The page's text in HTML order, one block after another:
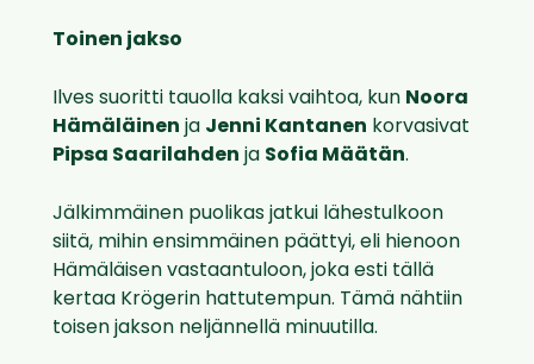
Toinen jakso
Ilves suoritti tauolla kaksi vaihtoa, kun Noora
Hämäläinen ja Jenni Kantanen korvasivat
Pipsa Saarilahden ja Sofia Määtän.
Jälkimmäinen puolikas jatkui lähestulkoon
siitä, mihin ensimmäinen päättyi, eli hienoon
Hämäläisen vastaantuloon, joka esti tällä
kertaa Krögerin hattutempun. Tämä nähtiin
toisen jakson neljännellä minuutilla.